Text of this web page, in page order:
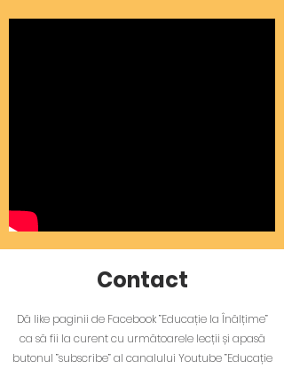
Contact
Dă like paginii de Facebook ”Educație la Înălțime”
ca să fii la curent cu următoarele lecții și apasă
butonul ”subscribe” al canalului Youtube ”Educație